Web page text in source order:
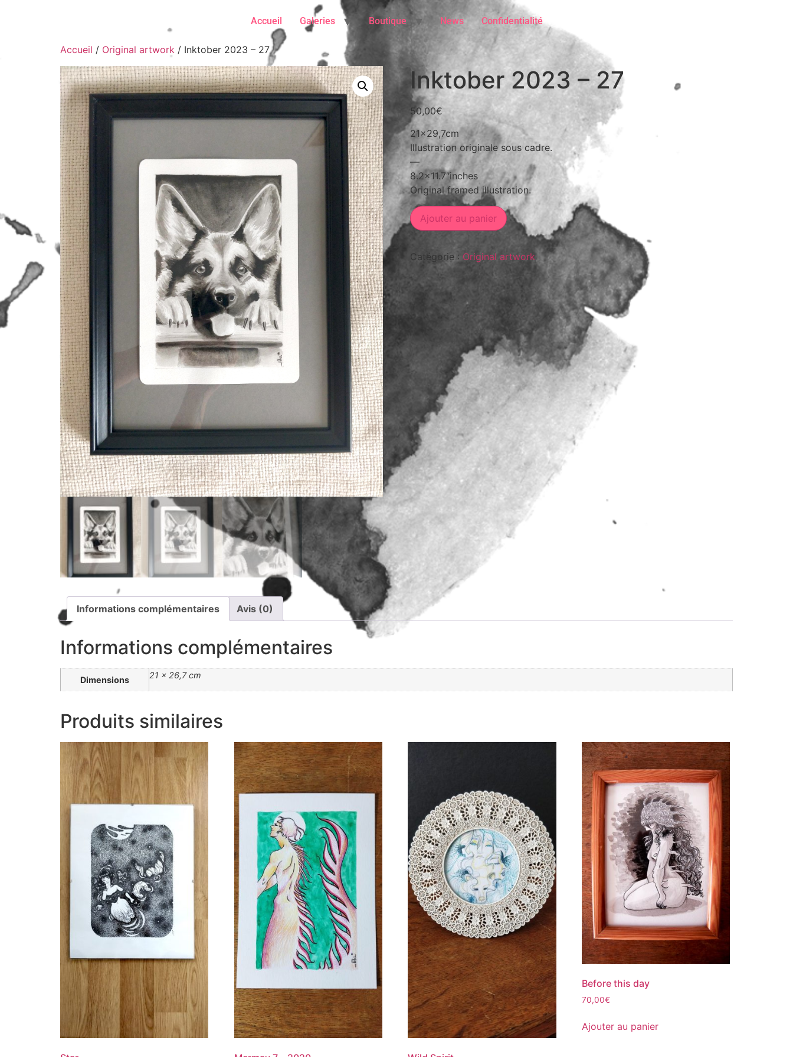
Accueil Galeries Boutique News Confidentialité
Accueil / Original artwork / Inktober 2023 – 27
Inktober 2023 – 27
50,00€
21×29,7cm
Illustration originale sous cadre.
—
8.2×11.7″inches
Original framed illustration.
Ajouter au panier
Catégorie : Original artwork
Informations complémentaires Avis (0)
Informations complémentaires
Dimensions 21 × 26,7 cm
Produits similaires
Before this day
70,00€
Ajouter au panier